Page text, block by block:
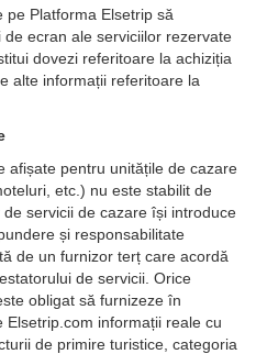
pe Platforma Elsetrip să
ecran ale serviciilor rezervate
dovezi referitoare la achiziția
alte informații referitoare la
afișate pentru unitățile de cazare
etc.) nu este stabilit de
servicii de cazare își introduce
și responsabilitate
de un furnizor terț care acordă
de servicii. Orice
obligat să furnizeze în
informații reale cu
de primire turistice, categoria